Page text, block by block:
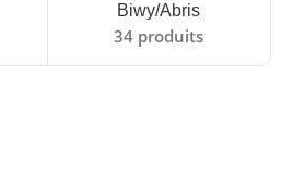
Biwy/Abris
34 produits